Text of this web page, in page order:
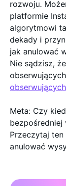
rozwoju.
platformie
algorytmowi
dekady i
jak anulować
Nie sądzisz,
Meta: Czy
bezpośredniej
Przeczytaj ten
anulować